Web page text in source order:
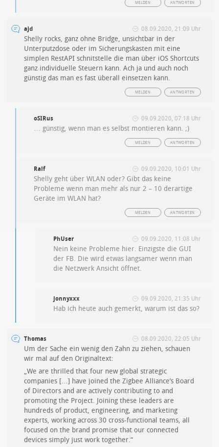
ANTWORTEN
MELDEN
ajd 08.09.2020, 21:09 Uhr
Shelly rocks, ganz ohne Bridge, unsichtbar in der
Unterputzdose oder im Sicherungskasten mit eine
simplen RestAPI schnitstelle die man über iOS Shortcuts
ganz individuelle Steuern kann. Ach ja und auch noch
günstig das man es fast überall einsetzen kann.
ANTWORTEN
MELDEN
oSIRus 09.09.2020, 07:18 Uhr
… günstig, wenn man es selbst montieren kann. ;)
ANTWORTEN
MELDEN
Ralf 09.09.2020, 10:01 Uhr
Shelly geht über WLAN oder? Gibt das keine
Probleme wenn man mehr als nur 2 – 10 derartige
Geräte im WLAN hat?
ANTWORTEN
MELDEN
PhUser 09.09.2020, 11:08 Uhr
Nein keine Probleme hier. Einzigste die GUI
der FB. Die wird etwas langsamer wenn man
die Netzwerk Ansicht öffnet.
jonnyxxx 09.09.2020, 21:35 Uhr
Hab ich heute auch gemerkt, warum ist das so?
Thomas 08.09.2020, 22:05 Uhr
Um der Sache ein wenig den Zahn zu ziehen, schauen
wir mal auf den Originaltext:
„We are thrilled that four new global strategic
companies […] have joined the Zigbee Alliance’s Board
of Directors and are actively contributing to and
promoting the Project. Joining these leaders are
hundreds of product, engineering, and marketing
experts, working across 30 cross-functional teams, all
focused on the brand promise that our connected
devices simply just work together.“